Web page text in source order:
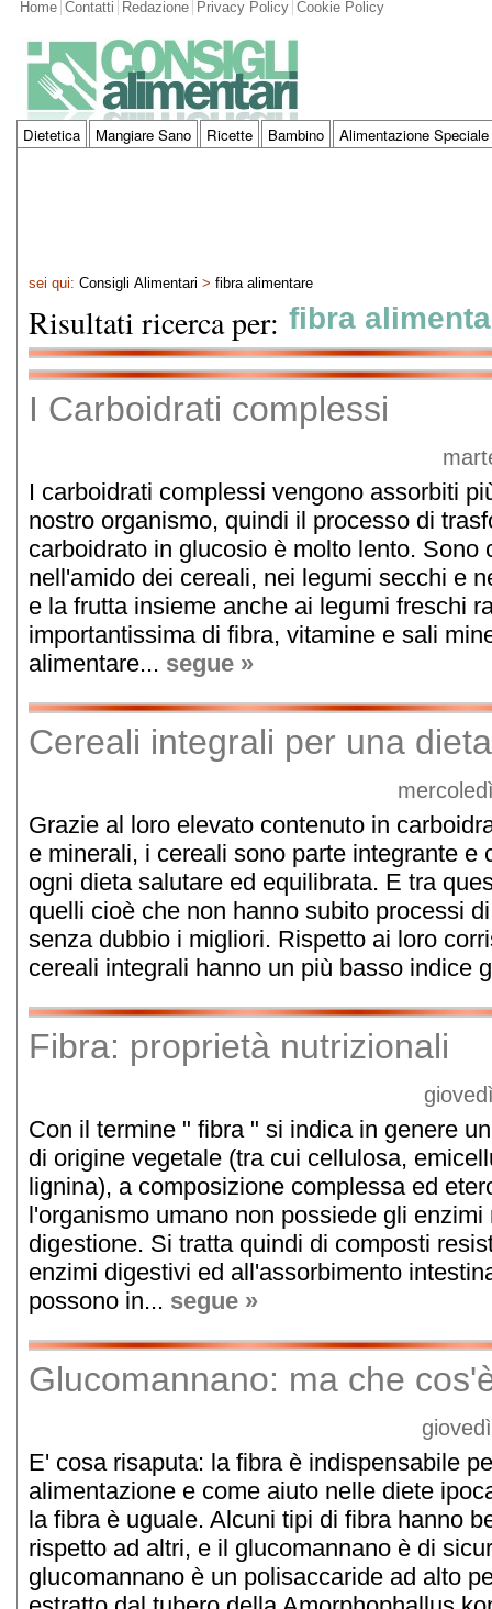
Home Contatti Redazione Privacy Policy Cookie Policy
Dietetica Mangiare Sano Ricette Bambino Alimentazione Speciale
sei qui: Consigli Alimentari > fibra alimentare
Risultati ricerca per: fibra
I Carboidrati complessi
I carboidrati complessi vengono assorbiti
nostro organismo, quindi il processo di
carboidrato in glucosio è molto lento. Sono
nell'amido dei cereali, nei legumi secchi e
e la frutta insieme anche ai legumi freschi
importantissima di fibra, vitamine e sali
alimentare... segue »
Cereali integrali per una
Grazie al loro elevato contenuto in
e minerali, i cereali sono parte integrante e
ogni dieta salutare ed equilibrata. E tra
quelli cioè che non hanno subito processi
senza dubbio i migliori. Rispetto ai loro
cereali integrali hanno un più basso indice
Fibra: proprietà nutrizionali
Con il termine " fibra " si indica in genere
di origine vegetale (tra cui cellulosa,
lignina), a composizione complessa ed
l'organismo umano non possiede gli enzimi
digestione. Si tratta quindi di composti
enzimi digestivi ed all'assorbimento
possono in... segue »
Glucomannano: ma che
E' cosa risaputa: la fibra è indispensabile
alimentazione e come aiuto nelle diete
la fibra è uguale. Alcuni tipi di fibra hanno
rispetto ad altri, e il glucomannano è di
glucomannano è un polisaccaride ad alto